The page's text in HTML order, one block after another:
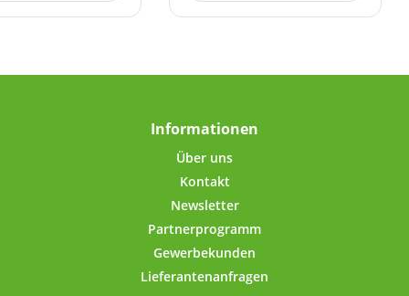
Informationen
Über uns
Kontakt
Newsletter
Partnerprogramm
Gewerbekunden
Lieferantenanfragen